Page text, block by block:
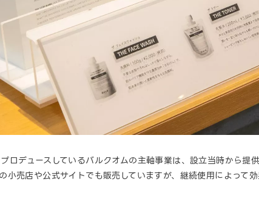
ロデュースしているバルクオムの主軸事業は、設立当時から
小売店や公式サイトでも販売していますが、継続使用によっ